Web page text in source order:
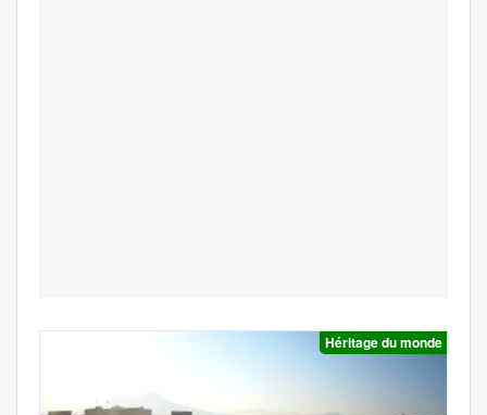
Héritage du monde